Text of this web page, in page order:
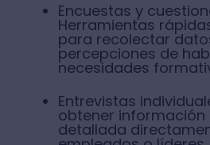
Encuestas y
Herramientas
para recolectar
percepciones de
necesidades
Entrevistas
obtener
detallada